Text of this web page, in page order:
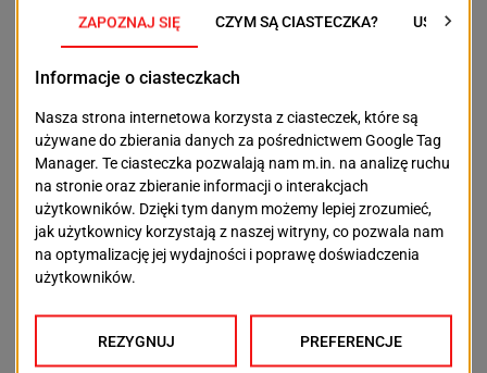
wodą? Na co powinni zwrócić szczególną uwagę?
– Najważniejszą radą dla nowych poszukiwaczy, którzy
chcą zacząć swoją przygodę z wodą, to tak naprawdę
zalecenie, by przeszli chociażby podstawowy kurs
nurkowy. Jest niezbędny do tego, aby zacząć
nurkować bezpiecznie. Na takim kursie można się
nauczyć techniki nurkowania czy też pozyskać wiedzę
odnośnie sprzętu, w jaki należy się zaopatrzyć. Co do
ceny samego sprzętu to trzeba przygotować się na
koszty, które mogą przekroczyć na początek nawet
10 tysięcy złotych. A później to już tylko chęć